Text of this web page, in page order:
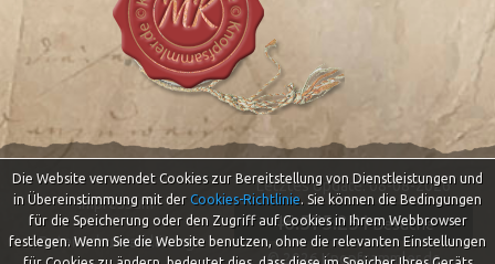
Impressum
Datenschutzerklärung
Letztes Update: 08-08-2026
46.575.251Besuche
© 2026 Knopfsammler.de
Die Website verwendet Cookies zur Bereitstellung von Dienstleistungen und
in Übereinstimmung mit der Cookies-Richtlinie. Sie können die Bedingungen
für die Speicherung oder den Zugriff auf Cookies in Ihrem Webbrowser
festlegen. Wenn Sie die Website benutzen, ohne die relevanten Einstellungen